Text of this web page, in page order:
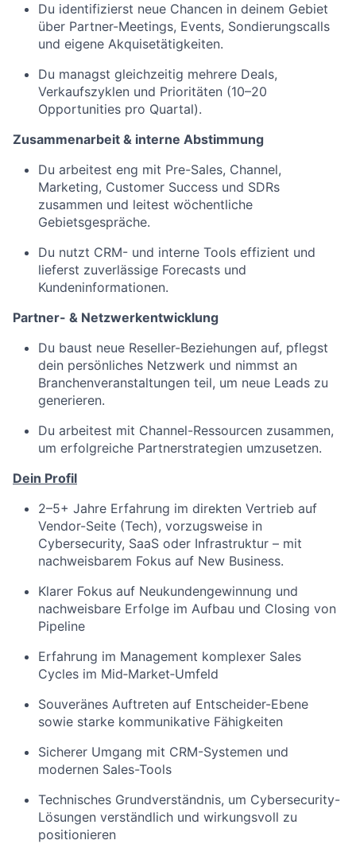
Du identifizierst neue Chancen in deinem Gebiet
über Partner-Meetings, Events, Sondierungscalls
und eigene Akquisetätigkeiten.
Du managst gleichzeitig mehrere Deals,
Verkaufszyklen und Prioritäten (10–20
Opportunities pro Quartal).
Zusammenarbeit & interne Abstimmung
Du arbeitest eng mit Pre-Sales, Channel,
Marketing, Customer Success und SDRs
zusammen und leitest wöchentliche
Gebietsgespräche.
Du nutzt CRM- und interne Tools effizient und
lieferst zuverlässige Forecasts und
Kundeninformationen.
Partner- & Netzwerkentwicklung
Du baust neue Reseller-Beziehungen auf, pflegst
dein persönliches Netzwerk und nimmst an
Branchenveranstaltungen teil, um neue Leads zu
generieren.
Du arbeitest mit Channel-Ressourcen zusammen,
um erfolgreiche Partnerstrategien umzusetzen.
Dein Profil
2–5+ Jahre Erfahrung im direkten Vertrieb auf
Vendor-Seite (Tech), vorzugsweise in
Cybersecurity, SaaS oder Infrastruktur – mit
nachweisbarem Fokus auf New Business.
Klarer Fokus auf Neukundengewinnung und
nachweisbare Erfolge im Aufbau und Closing von
Pipeline
Erfahrung im Management komplexer Sales
Cycles im Mid‑Market‑Umfeld
Souveränes Auftreten auf Entscheider-Ebene
sowie starke kommunikative Fähigkeiten
Sicherer Umgang mit CRM-Systemen und
modernen Sales-Tools
Technisches Grundverständnis, um Cybersecurity-
Lösungen verständlich und wirkungsvoll zu
positionieren